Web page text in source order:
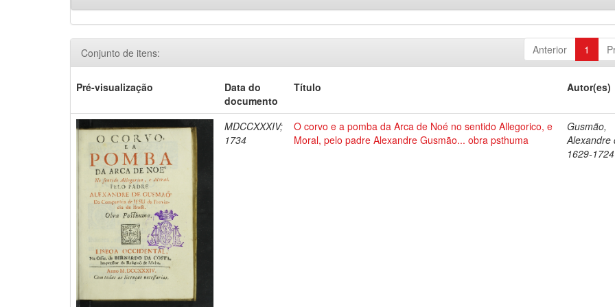
Anterior 1
Conjunto de itens:
Pré-visualização
Data do
documento
Título Autor(es)
MDCCXXXIV;
1734
O corvo e a pomba da Arca de Noé no sentido Allegorico, e
Moral, pelo padre Alexandre Gusmão... obra psthuma
Gusmão,
Alexandre
1629-1724